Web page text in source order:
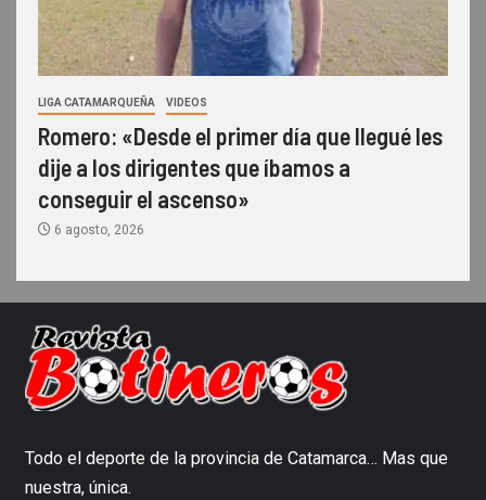
LIGA CATAMARQUEÑA VIDEOS
Romero: «Desde el primer día que llegué les
dije a los dirigentes que íbamos a
conseguir el ascenso»
6 agosto, 2026
Todo el deporte de la provincia de Catamarca… Mas que
nuestra, única.